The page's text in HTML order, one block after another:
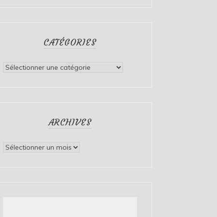
CATÉGORIES
Catégories
ARCHIVES
Archives